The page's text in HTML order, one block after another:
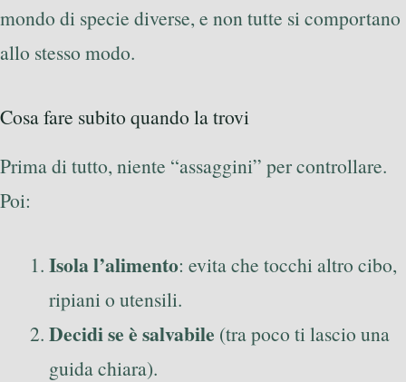
mondo di specie diverse, e non tutte si comportano
allo stesso modo.
Cosa fare subito quando la trovi
Prima di tutto, niente “assaggini” per controllare.
Poi:
Isola l’alimento: evita che tocchi altro cibo,
ripiani o utensili.
Decidi se è salvabile (tra poco ti lascio una
guida chiara).